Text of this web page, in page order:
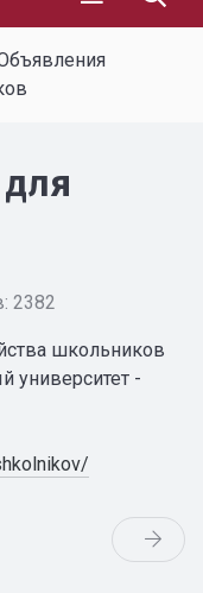
2382
школьников
университет -